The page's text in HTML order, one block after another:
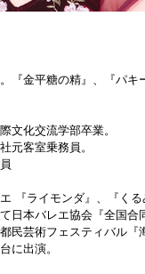
『金平糖の精』、『パキ
文化交流学部卒業。
元客室乗務員。
『ライモンダ』、『く
日本バレエ協会『全国合
民芸術フェスティバル『
に出演。